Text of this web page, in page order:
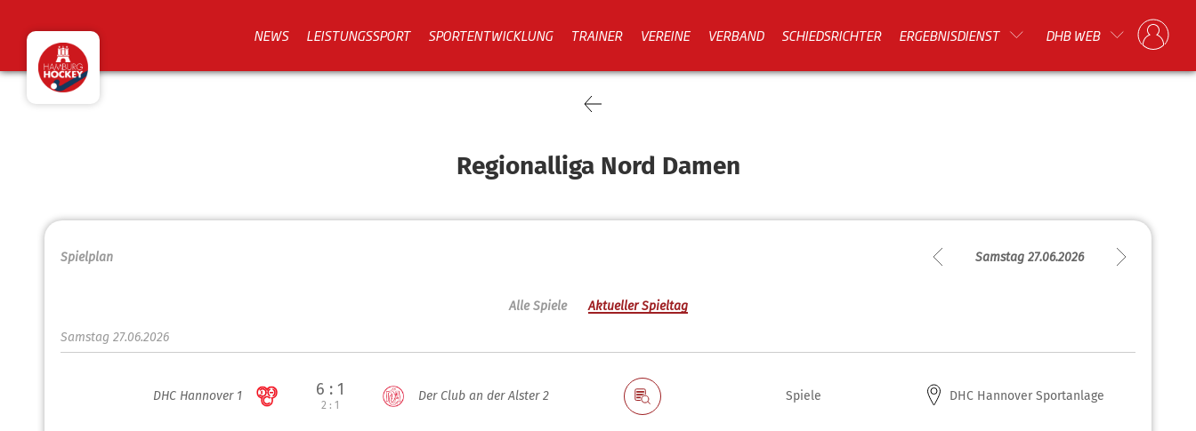
NEWS LEISTUNGSSPORT SPORTENTWICKLUNG TRAINER VEREINE VERBAND SCHIEDSRICHTER ERGEBNISDIENST DHB WEB
Regionalliga Nord Damen
Spielplan Samstag 27.06.2026
Alle Spiele Aktueller Spieltag
Samstag 27.06.2026
DHC Hannover 1 6 : 1
2 : 1
Der Club an der Alster 2 Spiele DHC Hannover Sportanlage